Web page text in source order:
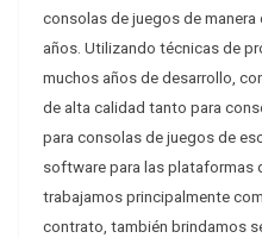
consolas de juegos de
años. Utilizando técnicas de
muchos años de desarrollo,
de alta calidad tanto para
para consolas de juegos de
software para las plataformas
trabajamos principalmente
contrato, también brindamos